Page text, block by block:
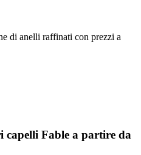
di anelli raffinati con prezzi a
capelli Fable a partire da